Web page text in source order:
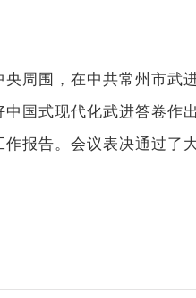
周围，在中共常州市武
国式现代化武进答卷作
报告。会议表决通过了